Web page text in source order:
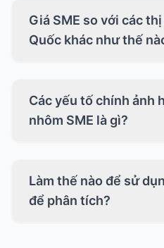
Giá SME so với các
Quốc khác như thế
Các yếu tố chính ảnh
nhôm SME là gì?
Làm thế nào để sử
để phân tích?